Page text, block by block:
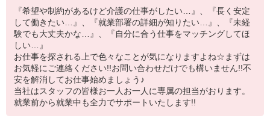
『希望や制約があるけど介護の仕事がしたい…』、『長く安定
して働きたい…』、『就業部署の詳細が知りたい…』、『未経
験でも大丈夫かな…』、『自分に合う仕事をマッチングしてほ
しい…』
お仕事を探される上で色々なことが気になりますよね☆まずは
お気軽にご連絡ください!!お問い合わせだけでも構いません!!不
安を解消してお仕事始めましょう♪
当社はスタッフの皆様お一人お一人に専属の担当がおります。
就業前から就業中も全力でサポートいたします!!